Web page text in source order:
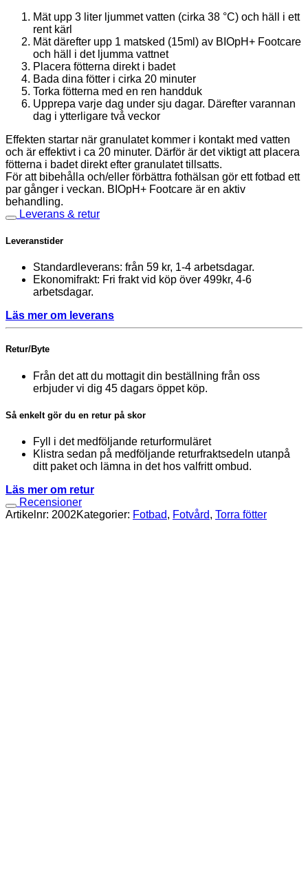
Mät upp 3 liter ljummet vatten (cirka 38 °C) och häll i ett
rent kärl
Mät därefter upp 1 matsked (15ml) av BIOpH+ Footcare
och häll i det ljumma vattnet
Placera fötterna direkt i badet
Bada dina fötter i cirka 20 minuter
Torka fötterna med en ren handduk
Upprepa varje dag under sju dagar. Därefter varannan
dag i ytterligare två veckor
Effekten startar när granulatet kommer i kontakt med vatten
och är effektivt i ca 20 minuter. Därför är det viktigt att placera
fötterna i badet direkt efter granulatet tillsatts.
För att bibehålla och/eller förbättra fothälsan gör ett fotbad ett
par gånger i veckan. BIOpH+ Footcare är en aktiv
behandling.
Leverans & retur
Leveranstider
Standardleverans: från 59 kr, 1-4 arbetsdagar.
Ekonomifrakt: Fri frakt vid köp över 499kr, 4-6
arbetsdagar.
Läs mer om leverans
Retur/Byte
Från det att du mottagit din beställning från oss
erbjuder vi dig 45 dagars öppet köp.
Så enkelt gör du en retur på skor
Fyll i det medföljande returformuläret
Klistra sedan på medföljande returfraktsedeln utanpå
ditt paket och lämna in det hos valfritt ombud.
Läs mer om retur
Recensioner
Artikelnr: 2002Kategorier: Fotbad, Fotvård, Torra fötter